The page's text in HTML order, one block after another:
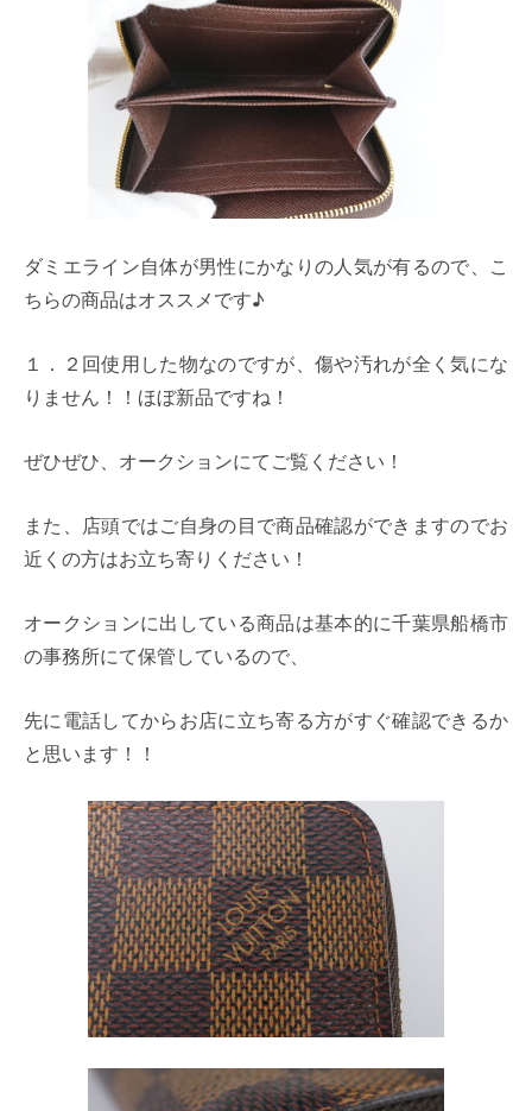
ダミエライン自体が男性にかなりの人気が有るので、こ
ちらの商品はオススメです♪
１．２回使用した物なのですが、傷や汚れが全く気にな
りません！！ほぼ新品ですね！
ぜひぜひ、オークションにてご覧ください！
また、店頭ではご自身の目で商品確認ができますのでお
近くの方はお立ち寄りください！
オークションに出している商品は基本的に千葉県船橋市
の事務所にて保管しているので、
先に電話してからお店に立ち寄る方がすぐ確認できるか
と思います！！